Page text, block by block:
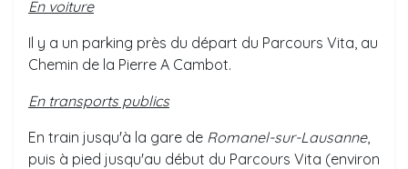
En voiture
Il y a un parking près du départ du Parcours Vita, au
Chemin de la Pierre A Cambot.
En transports publics
En train jusqu'à la gare de Romanel-sur-Lausanne,
puis à pied jusqu'au début du Parcours Vita (environ